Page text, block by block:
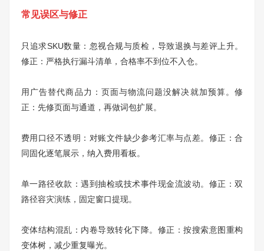
常见误区与修正
只追求SKU数量：忽视合规与质检，导致退换与差评上升。
修正：严格执行漏斗清单，合格率不到位不入仓。
用广告替代商品力：页面与物流问题没解决就加预算。修
正：先修页面与通道，再做词包扩展。
费用口径不透明：对账文件缺少参考汇率与点差。修正：合
同固化逐笔展示，纳入费用看板。
单一路径收款：遇到抽检或技术事件现金流波动。修正：双
路径容灾演练，固定窗口提现。
变体结构混乱：内卷导致转化下降。修正：按搜索意图重构
变体树，减少重复曝光。